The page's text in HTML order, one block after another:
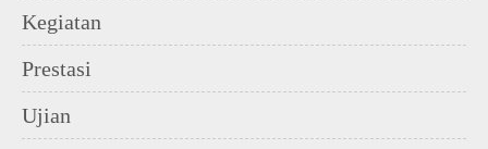
Kegiatan
Prestasi
Ujian